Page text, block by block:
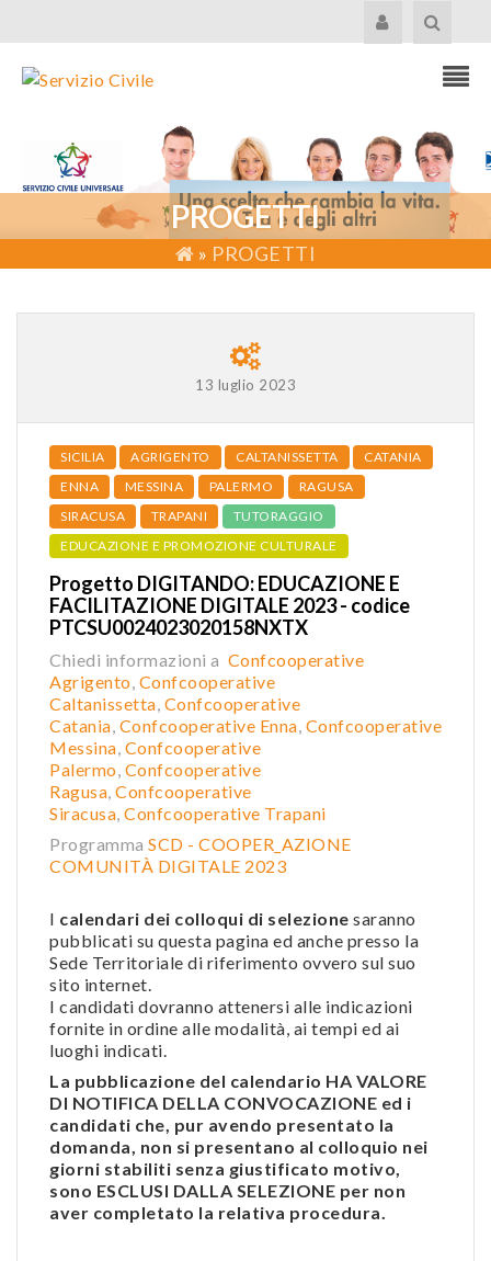
PROGETTI
» PROGETTI
13 luglio 2023
SICILIA AGRIGENTO CALTANISSETTA
CATANIA
ENNA
MESSINA PALERMO
RAGUSA
SIRACUSA
TRAPANI
TUTORAGGIO
EDUCAZIONE E PROMOZIONE CULTURALE
Progetto DIGITANDO: EDUCAZIONE E
FACILITAZIONE DIGITALE 2023 - codice
PTCSU0024023020158NXTX
Chiedi informazioni a Confcooperative
Agrigento, Confcooperative
Caltanissetta, Confcooperative
Catania, Confcooperative Enna, Confcooperative
Messina, Confcooperative
Palermo, Confcooperative
Ragusa, Confcooperative
Siracusa, Confcooperative Trapani
Programma SCD - COOPER_AZIONE
COMUNITÀ DIGITALE 2023
I calendari dei colloqui di selezione saranno
pubblicati su questa pagina ed anche presso la
Sede Territoriale di riferimento ovvero sul suo
sito internet.
I candidati dovranno attenersi alle indicazioni
fornite in ordine alle modalità, ai tempi ed ai
luoghi indicati.
La pubblicazione del calendario HA VALORE
DI NOTIFICA DELLA CONVOCAZIONE ed i
candidati che, pur avendo presentato la
domanda, non si presentano al colloquio nei
giorni stabiliti senza giustificato motivo,
sono ESCLUSI DALLA SELEZIONE per non
aver completato la relativa procedura.